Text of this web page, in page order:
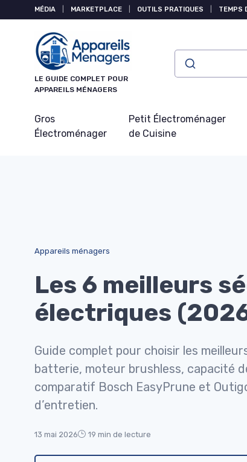
MÉDIA MARKETPLACE OUTILS PRATIQUES TEMPS
LE GUIDE COMPLET POUR
APPAREILS MÉNAGERS
Gros
Électroménager
Petit Électroménager
de Cuisine
Appareils ménagers
Les 6 meilleurs
électriques
Guide complet pour choisir les
batterie, moteur brushless, capacité
comparatif Bosch EasyPrune et
d’entretien.
13 mai 2026 19 min de lecture
Panneau de gestion des cookies